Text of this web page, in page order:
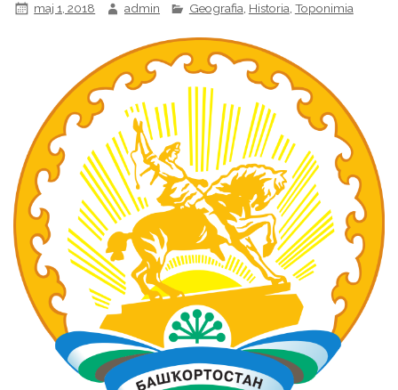
maj 1, 2018 admin Geografia Historia Toponimia